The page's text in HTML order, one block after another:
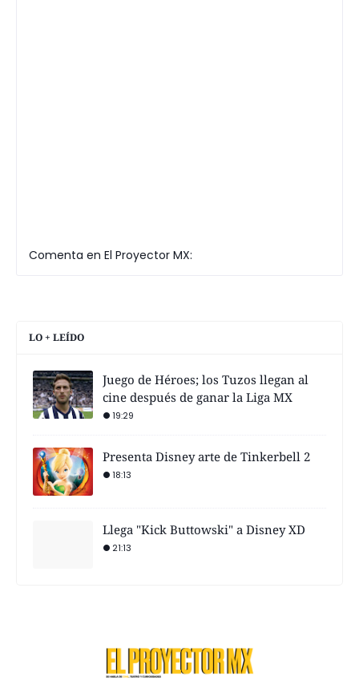
Comenta en El Proyector MX:
LO + LEÍDO
Juego de Héroes; los Tuzos llegan al
cine después de ganar la Liga MX
19:29
Presenta Disney arte de Tinkerbell 2
18:13
Llega "Kick Buttowski" a Disney XD
21:13